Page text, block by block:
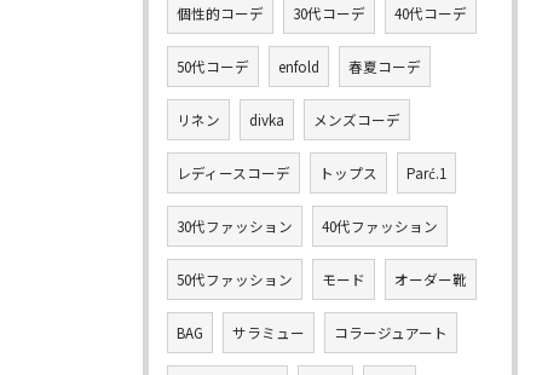
個性的コーデ 30代コーデ 40代コーデ
50代コーデ enfold 春夏コーデ
リネン divka メンズコーデ
レディースコーデ トップス Parć.1
30代ファッション 40代ファッション
50代ファッション モード オーダー靴
BAG サラミュー コラージュアート